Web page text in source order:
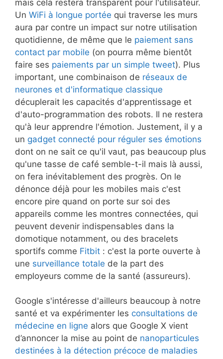
mais cela restera transparent pour l'utilisateur.
Un WiFi à longue portée qui traverse les murs
aura par contre un impact sur notre utilisation
quotidienne, de même que le paiement sans
contact par mobile (on pourra même bientôt
faire ses paiements par un simple tweet). Plus
important, une combinaison de réseaux de
neurones et d'informatique classique
décuplerait les capacités d'apprentissage et
d'auto-programmation des robots. Il ne restera
qu'à leur apprendre l'émotion. Justement, il y a
un gadget connecté pour réguler ses émotions
dont on ne sait ce qu'il vaut, pas beaucoup plus
qu'une tasse de café semble-t-il mais là aussi,
on fera inévitablement des progrès. On le
dénonce déjà pour les mobiles mais c'est
encore pire quand on porte sur soi des
appareils comme les montres connectées, qui
peuvent devenir indispensables dans la
domotique notamment, ou des bracelets
sportifs comme Fitbit : c'est la porte ouverte à
une surveillance totale de la part des
employeurs comme de la santé (assureurs).
Google s'intéresse d'ailleurs beaucoup à notre
santé et va expérimenter les consultations de
médecine en ligne alors que Google X vient
d’annoncer la mise au point de nanoparticules
destinées à la détection précoce de maladies